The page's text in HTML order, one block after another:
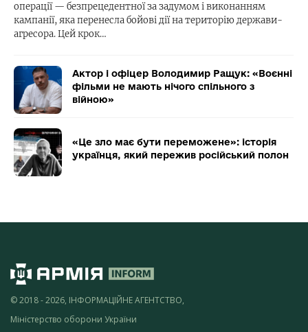
операції — безпрецедентної за задумом і виконанням
кампанії, яка перенесла бойові дії на територію держави-
агресора. Цей крок…
Актор і офіцер Володимир Ращук: «Воєнні
фільми не мають нічого спільного з
війною»
«Це зло має бути переможене»: історія
українця, який пережив російський полон
© 2018 - 2026, ІНФОРМАЦІЙНЕ АГЕНТСТВО,
Міністерство оборони України